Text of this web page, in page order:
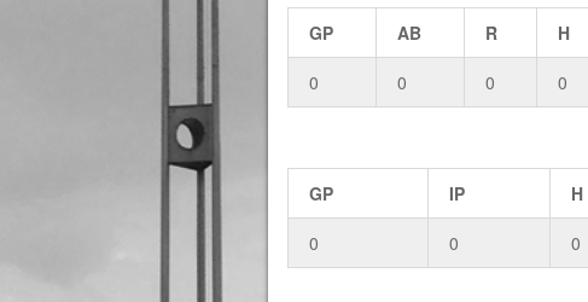
GP
AB R H
0 0 0 0
GP IP H
0 0 0